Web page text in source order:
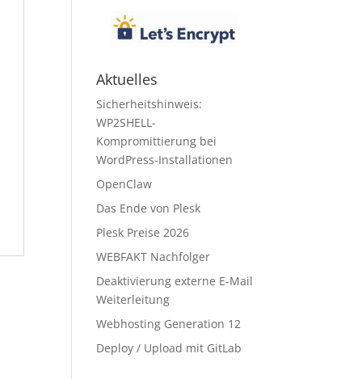
Aktuelles
Sicherheitshinweis:
WP2SHELL-
Kompromittierung bei
WordPress-Installationen
OpenClaw
Das Ende von Plesk
Plesk Preise 2026
WEBFAKT Nachfolger
Deaktivierung externe E-Mail
Weiterleitung
Webhosting Generation 12
Deploy / Upload mit GitLab